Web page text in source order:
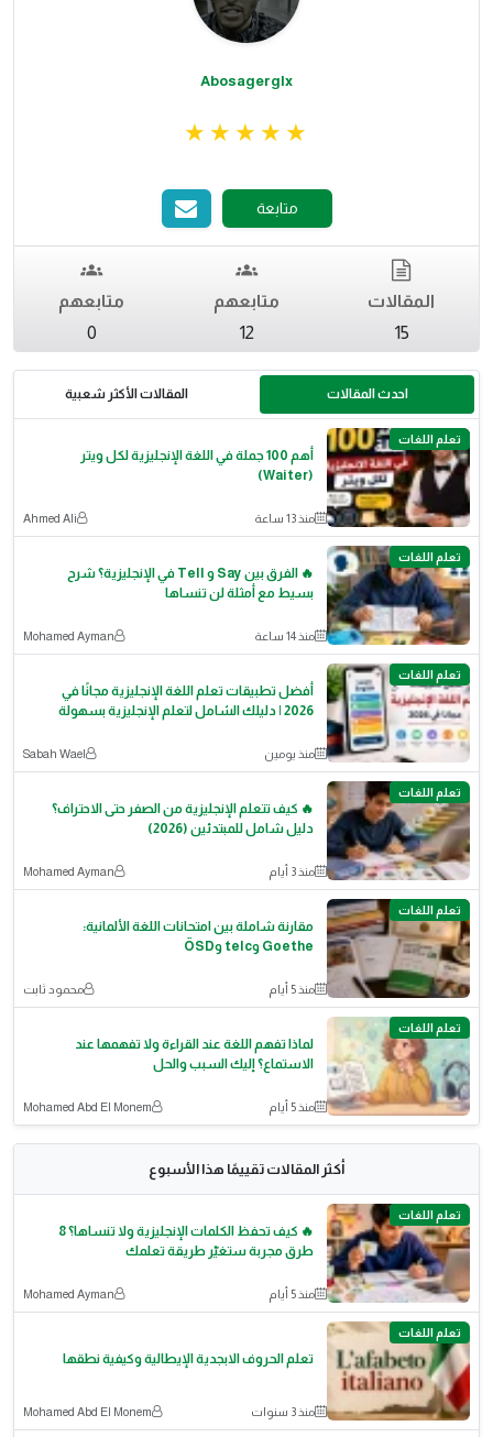
Abosagerglx
متابعة
المقالات
15
متابعهم
12
متابعهم
0
احدث المقالات المقالات الأكثر شعبية
تعلم اللغات
أهم 100 جملة في اللغة الإنجليزية لكل ويتر
(Waiter)
منذ 13 ساعة Ahmed Ali
تعلم اللغات
🔥 الفرق بين Say و Tell في الإنجليزية؟ شرح
بسيط مع أمثلة لن تنساها
منذ 14 ساعة Mohamed Ayman
تعلم اللغات
أفضل تطبيقات تعلم اللغة الإنجليزية مجانًا في
2026 | دليلك الشامل لتعلم الإنجليزية بسهولة
منذ يومين Sabah Wael
تعلم اللغات
🔥 كيف تتعلم الإنجليزية من الصفر حتى الاحتراف؟
دليل شامل للمبتدئين (2026)
منذ 3 أيام Mohamed Ayman
تعلم اللغات
مقارنة شاملة بين امتحانات اللغة الألمانية:
Goethe وtelc وÖSD
منذ 5 أيام محمود ثابت
تعلم اللغات
لماذا تفهم اللغة عند القراءة ولا تفهمها عند
الاستماع؟ إليك السبب والحل
منذ 5 أيام Mohamed Abd El Monem
أكثر المقالات تقييمًا هذا الأسبوع
تعلم اللغات
🔥 كيف تحفظ الكلمات الإنجليزية ولا تنساها؟ 8
طرق مجربة ستغيّر طريقة تعلمك
منذ 5 أيام Mohamed Ayman
تعلم اللغات
تعلم الحروف الابجدية الإيطالية وكيفية نطقها
منذ 3 سنوات Mohamed Abd El Monem